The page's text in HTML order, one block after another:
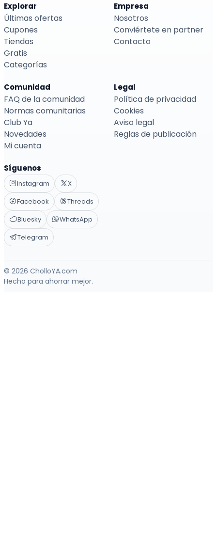
Explorar
Últimas ofertas
Cupones
Tiendas
Gratis
Categorías
Empresa
Nosotros
Conviértete en partner
Contacto
Comunidad
FAQ de la comunidad
Normas comunitarias
Club Ya
Novedades
Mi cuenta
Legal
Política de privacidad
Cookies
Aviso legal
Reglas de publicación
Síguenos
Instagram
X
Facebook
Threads
Bluesky
WhatsApp
Telegram
© 2026 CholloYA.com
Hecho para ahorrar mejor.